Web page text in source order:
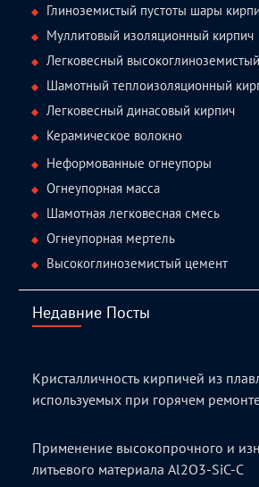
Глиноземистый пустоты шары
Муллитовый изоляционный кирпич
Легковесный
Шамотный теплоизоляционный
Легковесный динасовый кирпич
Керамическое волокно
Неформованные огнеупоры
Огнеупорная масса
Шамотная легковесная смесь
Огнеупорная мертель
Высокоглиноземистый цемент
Недавние Посты
Кристалличность кирпичей из
используемых при горячем
Применение высокопрочного и
литьевого материала Al2O3-SiC-C